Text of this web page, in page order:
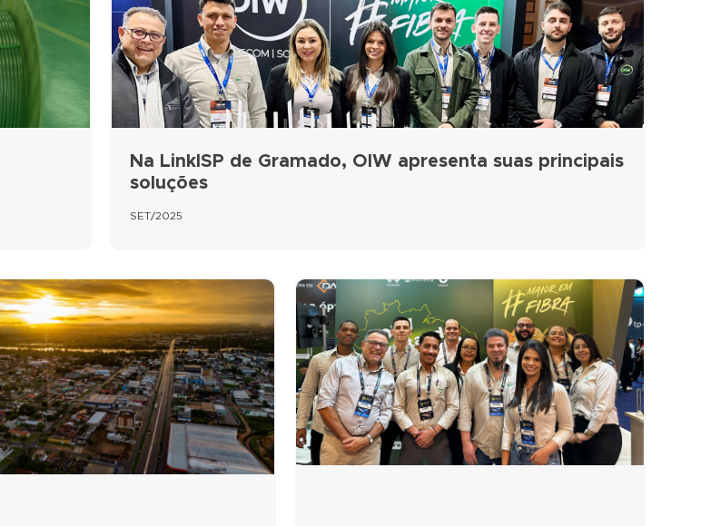
Na LinkISP de Gramado, OIW apresenta suas principais
soluções
SET/2025